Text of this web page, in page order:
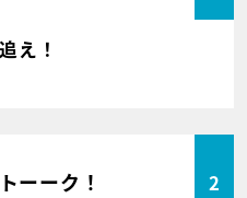
え！
ーーク！ 2